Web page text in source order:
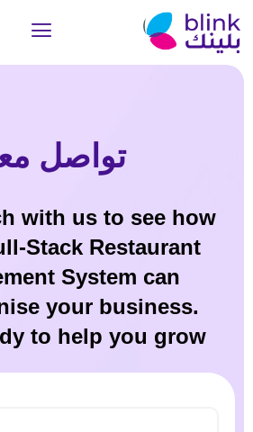
تواصل
with us to see how
Stack Restaurant
System can
your business.
to help you grow.